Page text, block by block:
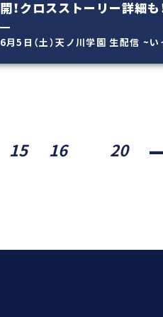
開！クロスストーリー詳細も
6月5日（土）天ノ川学園 生配信 ~
15 16 20